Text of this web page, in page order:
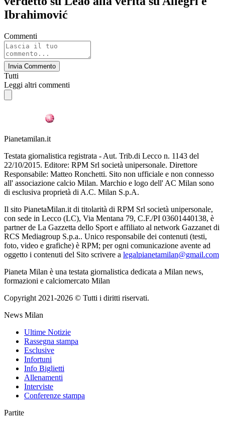
Ibrahimović
Commenti
Invia Commento
Tutti
Leggi altri commenti
Pianetamilan.it
Testata giornalistica registrata - Aut. Trib.di Lecco n. 1143 del
22/10/2015. Editore: RPM Srl società unipersonale. Direttore
Responsabile: Matteo Ronchetti. Sito non ufficiale e non connesso
all' associazione calcio Milan. Marchio e logo dell' AC Milan sono
di esclusiva proprietà di A.C. Milan S.p.A.
Il sito PianetaMilan.it di titolarità di RPM Srl società unipersonale,
con sede in Lecco (LC), Via Mentana 79, C.F./PI 03601440138, è
partner de La Gazzetta dello Sport e affiliato al network Gazzanet di
RCS Mediagroup S.p.a.. Unico responsabile dei contenuti (testi,
foto, video e grafiche) è RPM; per ogni comunicazione avente ad
oggetto i contenuti del Sito scrivere a legalpianetamilan@gmail.com
Pianeta Milan è una testata giornalistica dedicata a Milan news,
formazioni e calciomercato Milan
Copyright 2021-2026 © Tutti i diritti riservati.
News Milan
Ultime Notizie
Rassegna stampa
Esclusive
Infortuni
Info Biglietti
Allenamenti
Interviste
Conferenze stampa
Partite